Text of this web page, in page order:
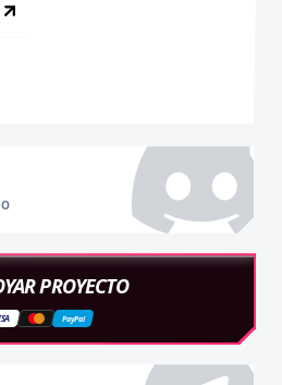
PROYECTO
PayPal